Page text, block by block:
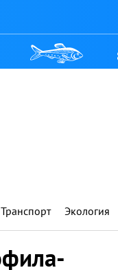
Транспорт Экология